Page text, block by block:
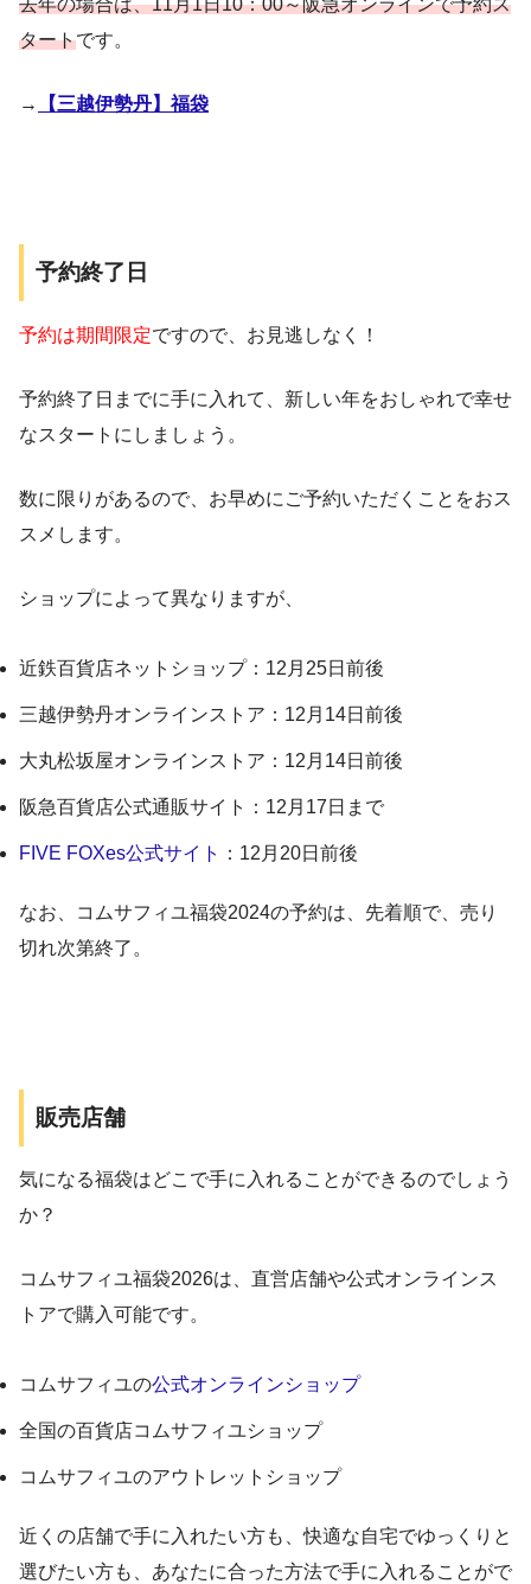
タートです。
→ 【三越伊勢丹】福袋
予約終了日
予約は期間限定ですので、お見逃しなく！
予約終了日までに手に入れて、新しい年をおしゃれで幸せ
なスタートにしましょう。
数に限りがあるので、お早めにご予約いただくことをおス
スメします。
ショップによって異なりますが、
近鉄百貨店ネットショップ：12月25日前後
三越伊勢丹オンラインストア：12月14日前後
大丸松坂屋オンラインストア：12月14日前後
阪急百貨店公式通販サイト：12月17日まで
FIVE FOXes公式サイト ：12月20日前後
なお、コムサフィユ福袋2024の予約は、先着順で、売り
切れ次第終了。
販売店舗
気になる福袋はどこで手に入れることができるのでしょう
か？
コムサフィユ福袋2026は、直営店舗や公式オンラインス
トアで購入可能です。
コムサフィユの公式オンラインショップ
全国の百貨店コムサフィユショップ
コムサフィユのアウトレットショップ
近くの店舗で手に入れたい方も、快適な自宅でゆっくりと
選びたい方も、あなたに合った方法で手に入れることがで